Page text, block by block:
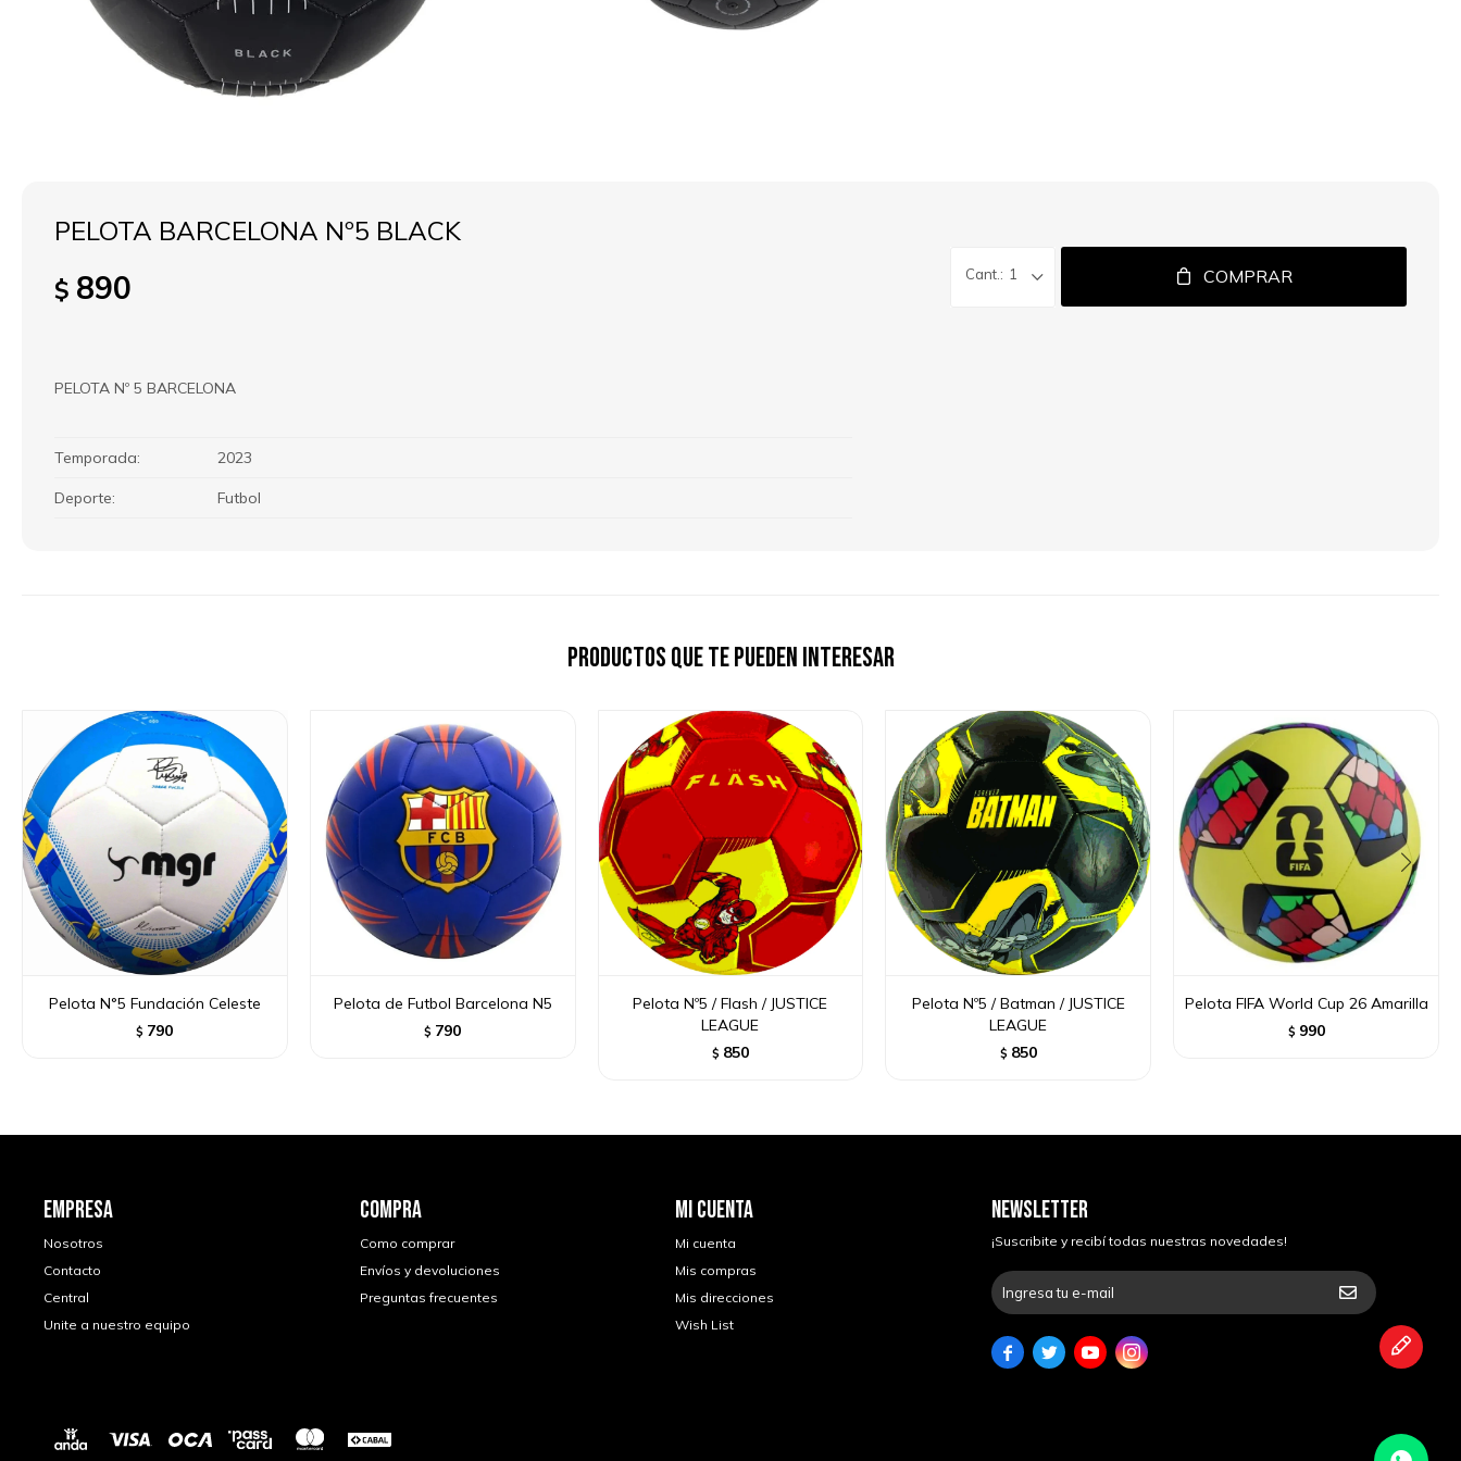
PELOTA BARCELONA Nº5 BLACK
$ 890
PELOTA Nº 5 BARCELONA
Temporada 2023
Deporte Futbol
1 COMPRAR
Productos que te pueden interesar
Pelota N°5 Fundación Celeste
$ 790
Pelota de Futbol Barcelona N5
$ 790
Pelota Nº5 / Flash / JUSTICE
LEAGUE
$ 850
Pelota Nº5 / Batman / JUSTICE
LEAGUE
$ 850
Pelota FIFA World Cup 26 Amarilla
$ 990
EMPRESA
Nosotros
Contacto
Central
Unite a nuestro equipo
COMPRA
Como comprar
Envíos y devoluciones
Preguntas frecuentes
MI CUENTA
Mi cuenta
Mis compras
Mis direcciones
Wish List
NEWSLETTER
¡Suscribite y recibí todas nuestras novedades!
   